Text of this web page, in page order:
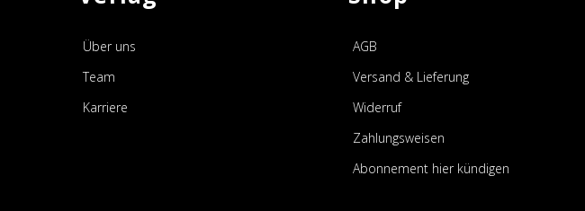
Über uns
Team
Karriere
AGB
Versand & Lieferung
Widerruf
Zahlungsweisen
Abonnement hier kündigen